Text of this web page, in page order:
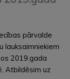
pārvalde
lauksaimniekiem
2019.gada
Atbildēsim uz